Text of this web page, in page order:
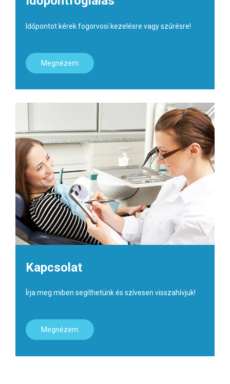
Időpontot kérek fogorvosi kezelésre vagy szűrésre!
Megnézem
Kapcsolat
Írja meg miben segíthetünk és szívesen visszahívjuk!
Megnézem